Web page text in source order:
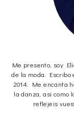
Me presento, soy
de la moda. Escribo
2014. Me encanta
la danza, asi como
reflejeis